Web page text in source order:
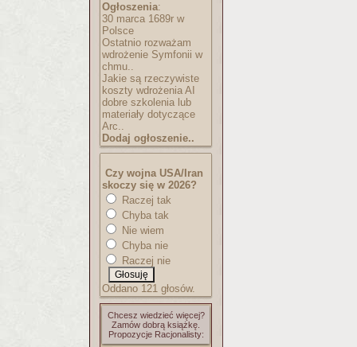
Ogłoszenia:
30 marca 1689r w
Polsce
Ostatnio rozważam
wdrożenie Symfonii w
chmu..
Jakie są rzeczywiste
koszty wdrożenia AI
dobre szkolenia lub
materiały dotyczące
Arc..
Dodaj ogłoszenie..
Czy wojna USA/Iran
skoczy się w 2026?
Raczej tak
Chyba tak
Nie wiem
Chyba nie
Raczej nie
Oddano 121 głosów.
Chcesz wiedzieć więcej?
Zamów dobrą książkę.
Propozycje Racjonalisty: